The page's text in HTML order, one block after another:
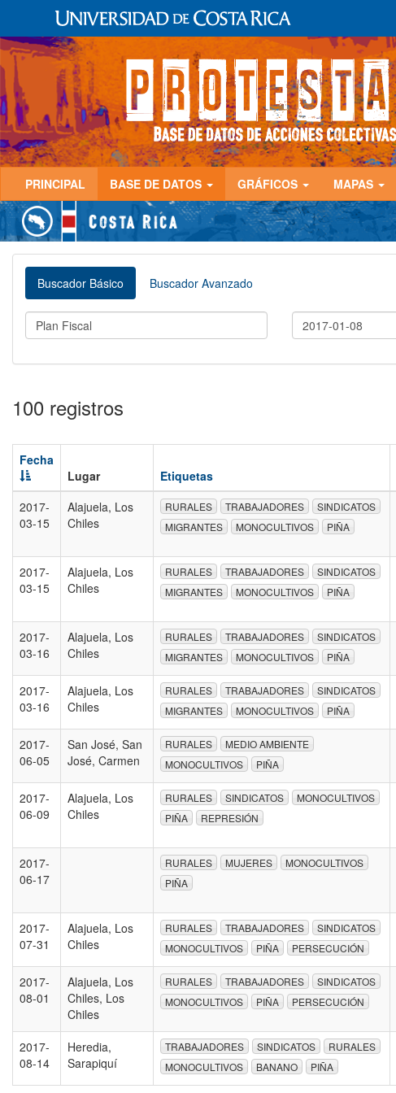
PRINCIPAL BASE DE DATOS GRÁFICOS MAPAS
Buscador Básico Buscador Avanzado
100 registros
Fecha
Lugar
Etiquetas
2017-
03-15
Alajuela, Los
Chiles
RURALES TRABAJADORES
SINDICATOS
MIGRANTES
MONOCULTIVOS PIÑA
2017-
03-15
Alajuela, Los
Chiles
RURALES TRABAJADORES
SINDICATOS
MIGRANTES
MONOCULTIVOS PIÑA
2017-
03-16
Alajuela, Los
Chiles
RURALES TRABAJADORES
SINDICATOS
MIGRANTES
MONOCULTIVOS PIÑA
2017-
03-16
Alajuela, Los
Chiles
RURALES TRABAJADORES
SINDICATOS
MIGRANTES
MONOCULTIVOS PIÑA
2017-
06-05
San José, San
José, Carmen
RURALES
MEDIO AMBIENTE
MONOCULTIVOS
PIÑA
2017-
06-09
Alajuela, Los
Chiles
RURALES SINDICATOS
MONOCULTIVOS
PIÑA
REPRESIÓN
2017-
06-17
RURALES MUJERES
MONOCULTIVOS
PIÑA
2017-
07-31
Alajuela, Los
Chiles
RURALES TRABAJADORES
SINDICATOS
MONOCULTIVOS
PIÑA PERSECUCIÓN
2017-
08-01
Alajuela, Los
Chiles, Los
Chiles
RURALES TRABAJADORES
SINDICATOS
MONOCULTIVOS
PIÑA PERSECUCIÓN
2017-
08-14
Heredia,
Sarapiquí
TRABAJADORES SINDICATOS
RURALES
MONOCULTIVOS
BANANO PIÑA